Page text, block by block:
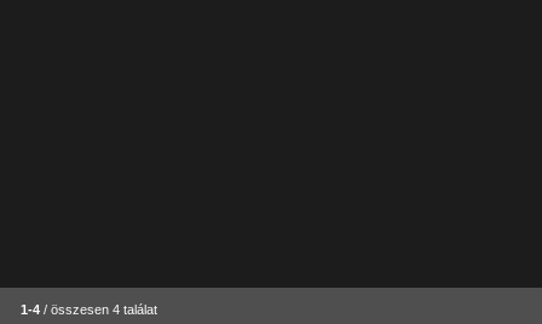
1-4 / összesen 4 találat